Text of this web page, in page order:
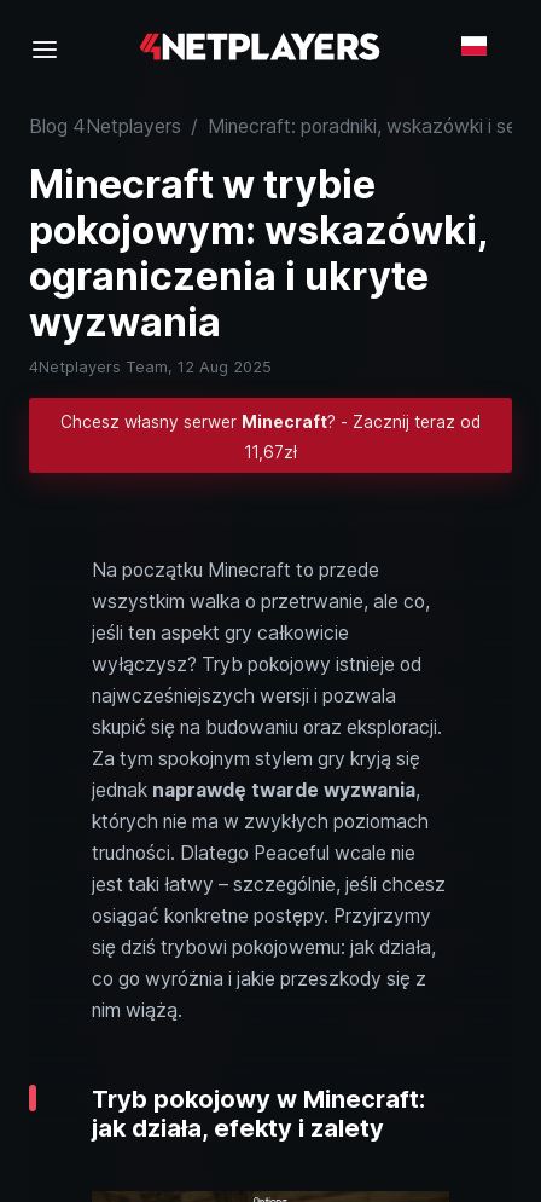
Blog 4Netplayers / Minecraft: poradniki, wskazówki i
Minecraft w trybie
pokojowym: wskazówki,
ograniczenia i ukryte
wyzwania
4Netplayers Team, 12 Aug 2025
Chcesz własny serwer Minecraft? - Zacznij teraz od
11,67zł
Na początku Minecraft to przede
wszystkim walka o przetrwanie, ale co,
jeśli ten aspekt gry całkowicie
wyłączysz? Tryb pokojowy istnieje od
najwcześniejszych wersji i pozwala
skupić się na budowaniu oraz eksploracji.
Za tym spokojnym stylem gry kryją się
jednak naprawdę twarde wyzwania,
których nie ma w zwykłych poziomach
trudności. Dlatego Peaceful wcale nie
jest taki łatwy – szczególnie, jeśli chcesz
osiągać konkretne postępy. Przyjrzymy
się dziś trybowi pokojowemu: jak działa,
co go wyróżnia i jakie przeszkody się z
nim wiążą.
Tryb pokojowy w Minecraft:
jak działa, efekty i zalety